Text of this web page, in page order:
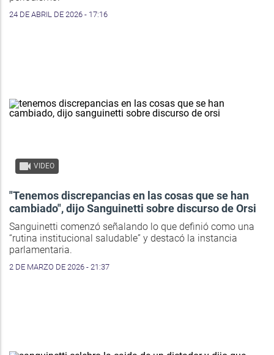
24 DE ABRIL DE 2026 - 17:16
VIDEO
"Tenemos discrepancias en las cosas que se han
cambiado", dijo Sanguinetti sobre discurso de Orsi
Sanguinetti comenzó señalando lo que definió como una
“rutina institucional saludable” y destacó la instancia
parlamentaria.
2 DE MARZO DE 2026 - 21:37